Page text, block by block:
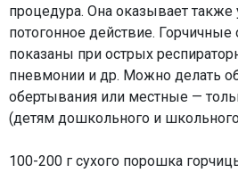
процедура. Она оказывает
потогонное действие.
показаны при острых
пневмонии и др. Можно делать
обертывания или местные —
(детям дошкольного и школьного
100-200 г сухого порошка